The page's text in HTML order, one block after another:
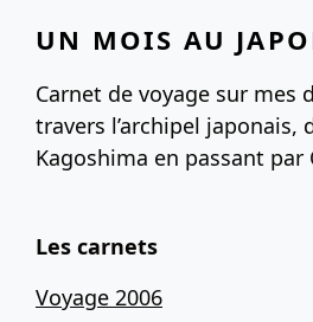
UN MOIS AU
Carnet de voyage sur mes
travers l’archipel japonais,
Kagoshima en passant par
Les carnets
Voyage 2006